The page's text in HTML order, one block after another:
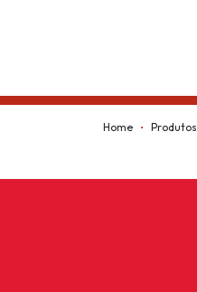
Home Produtos